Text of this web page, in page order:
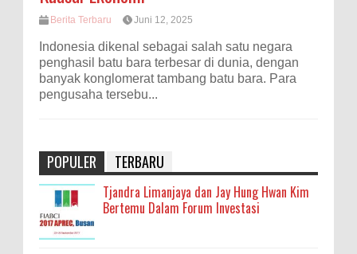
Berita Terbaru Juni 12, 2025
Indonesia dikenal sebagai salah satu negara
penghasil batu bara terbesar di dunia, dengan
banyak konglomerat tambang batu bara. Para
pengusaha tersebu...
POPULER TERBARU
Tjandra Limanjaya dan Jay Hung Hwan Kim
Bertemu Dalam Forum Investasi